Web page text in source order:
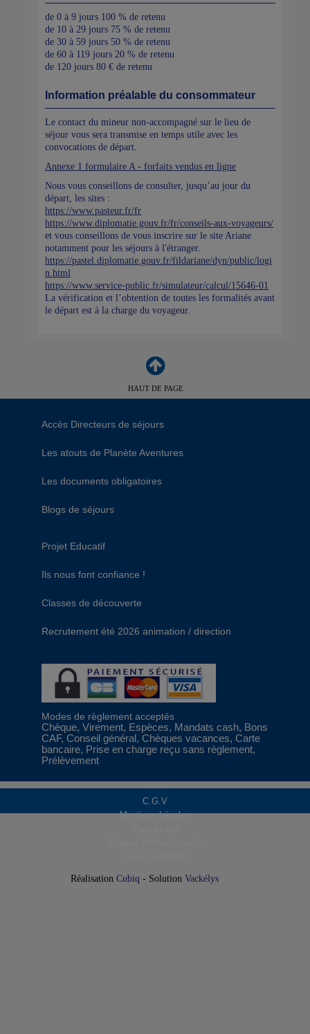
de 0 à 9 jours 100 % de retenu
de 10 à 29 jours 75 % de retenu
de 30 à 59 jours 50 % de retenu
de 60 à 119 jours 20 % de retenu
de 120 jours 80 € de retenu
Information préalable du consommateur
Le contact du mineur non-accompagné sur le lieu de
séjour vous sera transmise en temps utile avec les
convocations de départ.
Annexe 1 formulaire A - forfaits vendus en ligne
Nous vous conseillons de consulter, jusqu’au jour du
départ, les sites :
https://www.pasteur.fr/fr
https://www.diplomatie.gouv.fr/fr/conseils-aux-voyageurs/
et vous conseillons de vous inscrire sur le site Ariane
notamment pour les séjours à l'étranger.
https://pastel.diplomatie.gouv.fr/fildariane/dyn/public/logi
n.html
https://www.service-public.fr/simulateur/calcul/15646-01
La vérification et l’obtention de toutes les formalités avant
le départ est à la charge du voyageur.
HAUT DE PAGE
Accès Directeurs de séjours
Les atouts de Planète Aventures
Les documents obligatoires
Blogs de séjours
Projet Educatif
Ils nous font confiance !
Classes de découverte
Recrutement été 2026 animation / direction
Modes de règlement acceptés
Chèque, Virement, Espèces, Mandats cash, Bons
CAF, Conseil général, Chèques vacances, Carte
bancaire, Prise en charge reçu sans règlement,
Prélèvement
C.G.V
Mentions Légales
Réalisation Cubiq - Solution Vackélys